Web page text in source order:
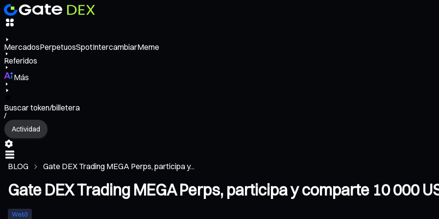
MercadosPerpetuosSpotIntercambiarMeme
Referidos
Más
Buscar token/billetera
/
Actividad
BLOG Gate DEX Trading MEGA Perps, participa y...
Gate DEX Trading MEGA Perps, participa y comparte 10 000
Web3